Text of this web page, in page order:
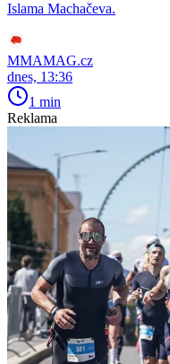
Islama Machačeva.
MMAMAG.cz
dnes, 13:36
1 min
Reklama